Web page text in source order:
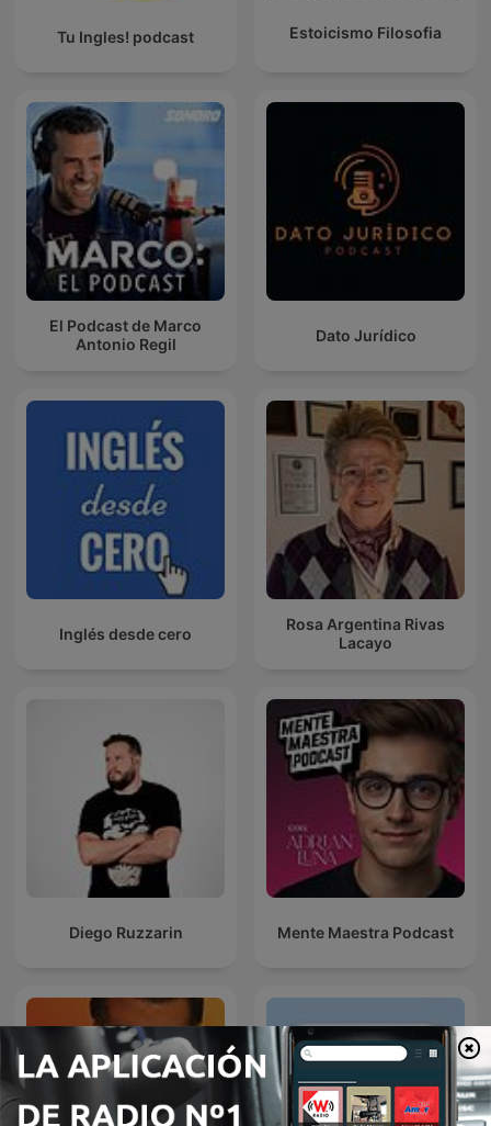
Tu Ingles! podcast Estoicismo Filosofia
El Podcast de Marco
Antonio Regil
Dato Jurídico
Inglés desde cero
Rosa Argentina Rivas
Lacayo
Diego Ruzzarin Mente Maestra Podcast